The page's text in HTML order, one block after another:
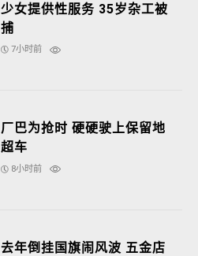
少女提供性服务 35岁杂工被
捕
7小时前
厂巴为抢时 硬硬驶上保留地
超车
8小时前
去年倒挂国旗闹风波 五金店